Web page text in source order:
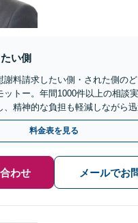
い側
謝料請求したい側・された側の
ットー。年間1000件以上の相談
、精神的な負担も軽減しながら
間相談あり】【ビデオ面談可】
料金表を見る
わせ メールでお